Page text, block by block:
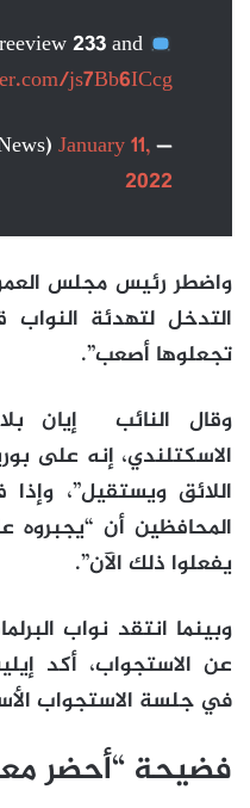
233 and
js7Bb6ICcg
— Sky News (@SkyNews)
January 11,
2022
واضطر رئيس مجلس
التدخل لتهدئة
تجعلوها أصعب”.
وقال النائب إيان
الاسكتلندي، إنه على
اللائق ويستقيل”،
المحافظين أن “يجبروه
يفعلوا ذلك الآن”.
وبينما انتقد نواب
عن الاستجواب، أكد
في جلسة الاستجواب
فضيحة “أحضر